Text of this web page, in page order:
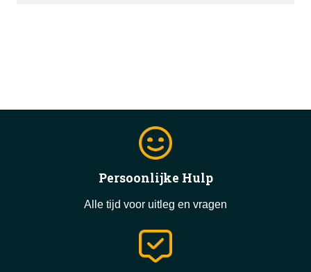
Persoonlijke Hulp
Alle tijd voor uitleg en vragen